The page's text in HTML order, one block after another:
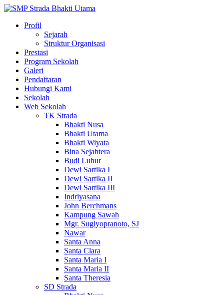
Profil
Sejarah
Struktur Organisasi
Prestasi
Program Sekolah
Galeri
Pendaftaran
Hubungi Kami
Sekolah
Web Sekolah
TK Strada
Bhakti Nusa
Bhakti Utama
Bhakti Wiyata
Bina Sejahtera
Budi Luhur
Dewi Sartika I
Dewi Sartika II
Dewi Sartika III
Indriyasana
John Berchmans
Kampung Sawah
Mgr. Sugiyopranoto, SJ
Nawar
Santa Anna
Santa Clara
Santa Maria I
Santa Maria II
Santa Theresia
SD Strada